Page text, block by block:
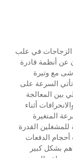
الزجاجات في علب
عن أنظمة قادرة
مع وتيرة
تأتي السرعة على
بين المعالجة
أثناء
المتغيرة
للمشغلين القدرة
الدفعات
بشكل كبير